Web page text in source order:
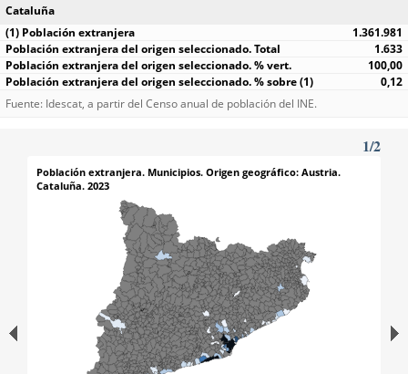
Cataluña
1.361.981
1.633
100,00
0,12
Fuente: Idescat, a partir del Censo anual de población del INE.